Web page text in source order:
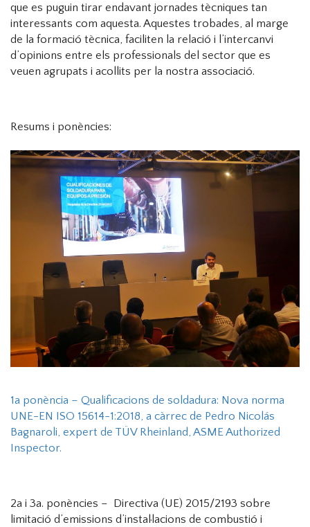
que es puguin tirar endavant jornades tècniques tan
interessants com aquesta. Aquestes trobades, al marge
de la formació tècnica, faciliten la relació i l’intercanvi
d’opinions entre els professionals del sector que es
veuen agrupats i acollits per la nostra associació.
Resums i ponències:
1a ponència – Qualificacions de soldadura: Nova norma
UNE-EN ISO 15614-1:2018, a càrrec de Pedro Nicolás
Bagnaroli, expert de TÜV Rheinland, ASME Authorized
Inspector.
2a i 3a. ponències – Directiva (UE) 2015/2193 sobre
limitació d’emissions d’instal·lacions de combustió i